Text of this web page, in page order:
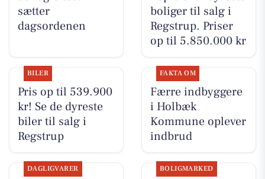
sætter
dagsordenen
boliger til salg i
Regstrup. Priser
op til 5.850.000 kr
BILER
Pris op til 539.900
kr! Se de dyreste
biler til salg i
Regstrup
FAKTA OM
Færre indbyggere
i Holbæk
Kommune oplever
indbrud
DAGLIGVARER BOLIGMARKED